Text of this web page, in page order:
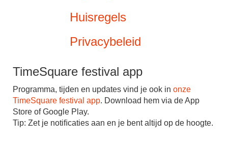
Huisregels
Privacybeleid
TimeSquare festival app
Programma, tijden en updates vind je ook in onze
TimeSquare festival app. Download hem via de App
Store of Google Play.
Tip: Zet je notiﬁcaties aan en je bent altijd op de hoogte.